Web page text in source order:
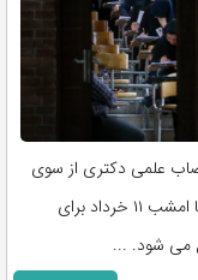
علمی دکتری از سوی
برخی از دانشگاه‌ها اصلاح شد و به همین منظور تا امشب ۱۱ خرداد برای
می شود. ...